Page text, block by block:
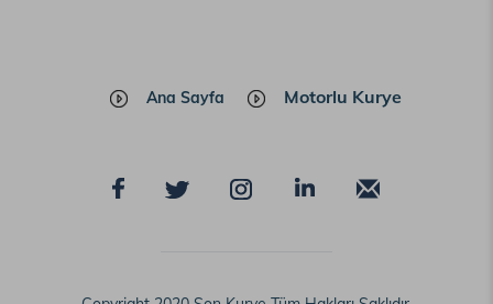
Ana Sayfa Motorlu Kurye